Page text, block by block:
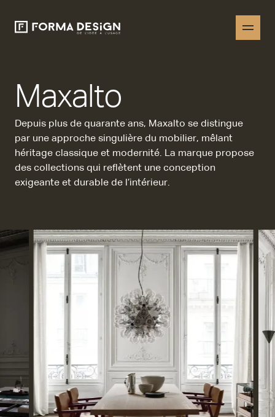
Maxalto
Depuis plus de quarante ans, Maxalto se distingue
par une approche singulière du mobilier, mêlant
héritage classique et modernité. La marque propose
des collections qui reflètent une conception
exigeante et durable de l’intérieur.